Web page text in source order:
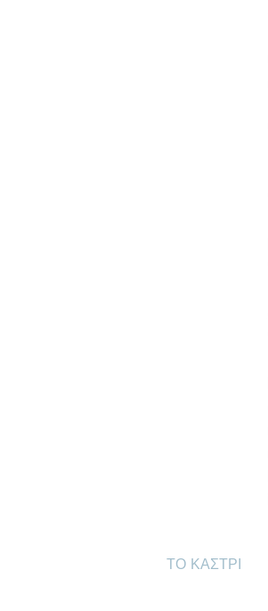
ΤΟ ΚΑΣΤΡΙ